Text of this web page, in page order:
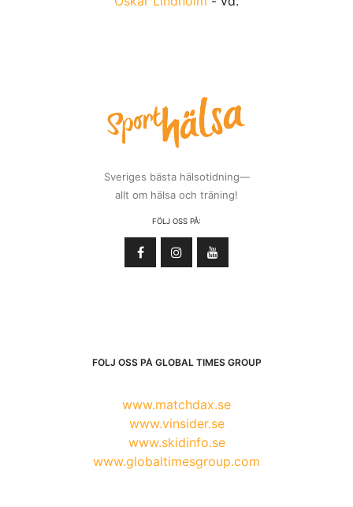
Sveriges bästa hälsotidning—
allt om hälsa och träning!
FÖLJ OSS PÅ:
FÖLJ OSS PÅ GLOBAL TIMES GROUP
www.matchdax.se
www.vinsider.se
www.skidinfo.se
www.globaltimesgroup.com